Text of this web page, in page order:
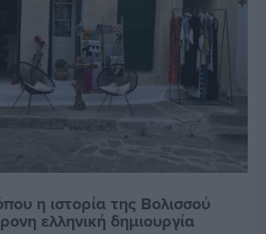
η ιστορία της Βολισσού
ελληνική δημιουργία